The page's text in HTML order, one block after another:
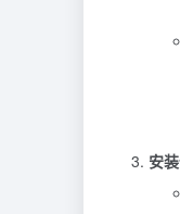
安